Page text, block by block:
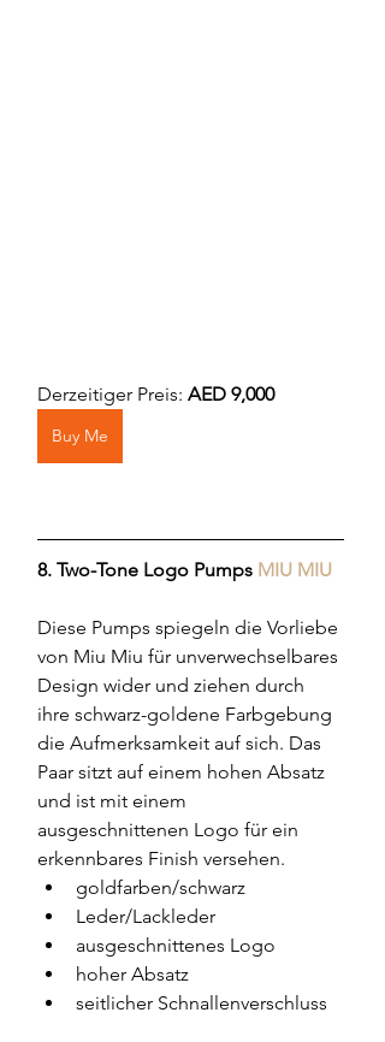
Derzeitiger Preis: AED 9,000
Buy Me
8. Two-Tone Logo Pumps MIU MIU
Diese Pumps spiegeln die Vorliebe
von Miu Miu für unverwechselbares
Design wider und ziehen durch
ihre schwarz-goldene Farbgebung
die Aufmerksamkeit auf sich. Das
Paar sitzt auf einem hohen Absatz
und ist mit einem
ausgeschnittenen Logo für ein
erkennbares Finish versehen.
goldfarben/schwarz
Leder/Lackleder
ausgeschnittenes Logo
hoher Absatz
seitlicher Schnallenverschluss